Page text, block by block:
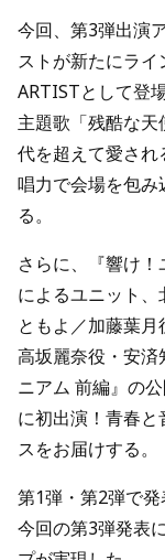
今回、第3弾出演
ストが新たにライ
ARTISTとして登
主題歌「残酷な
代を超えて愛さ
唱力で会場を包み
る。
さらに、『響け
によるユニット
ともよ／加藤葉
高坂麗奈役・安済
ニアム 前編』の
に初出演！青春
スをお届けする。
第1弾・第2弾で発
今回の第3弾発表